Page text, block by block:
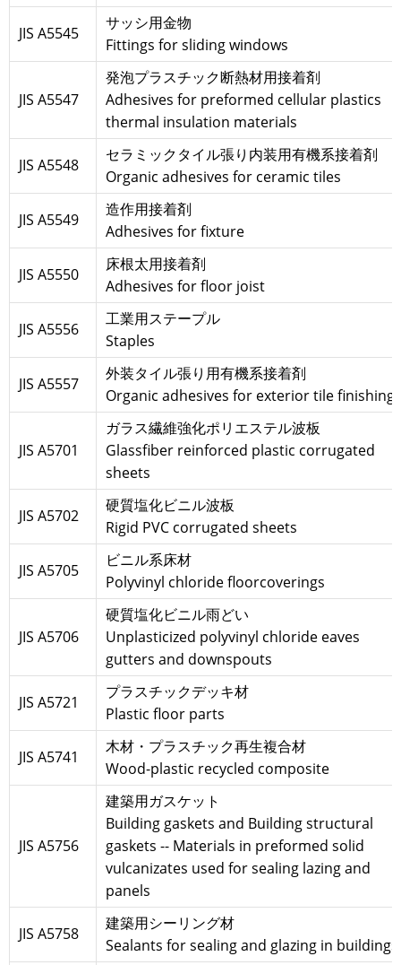
JIS A5545
サッシ用金物
Fittings for sliding windows
JIS A5547
発泡プラスチック断熱材用接着剤
Adhesives for preformed cellular plastics
thermal insulation materials
JIS A5548
セラミックタイル張り内装用有機系接着剤
Organic adhesives for ceramic tiles
JIS A5549
造作用接着剤
Adhesives for fixture
JIS A5550
床根太用接着剤
Adhesives for floor joist
JIS A5556
工業用ステープル
Staples
JIS A5557
外装タイル張り用有機系接着剤
Organic adhesives for exterior tile finishing
JIS A5701
ガラス繊維強化ポリエステル波板
Glassfiber reinforced plastic corrugated
sheets
JIS A5702
硬質塩化ビニル波板
Rigid PVC corrugated sheets
JIS A5705
ビニル系床材
Polyvinyl chloride floorcoverings
JIS A5706
硬質塩化ビニル雨どい
Unplasticized polyvinyl chloride eaves
gutters and downspouts
JIS A5721
プラスチックデッキ材
Plastic floor parts
JIS A5741
木材・プラスチック再生複合材
Wood-plastic recycled composite
JIS A5756
建築用ガスケット
Building gaskets and Building structural
gaskets -- Materials in preformed solid
vulcanizates used for sealing lazing and
panels
JIS A5758
建築用シーリング材
Sealants for sealing and glazing in buildings